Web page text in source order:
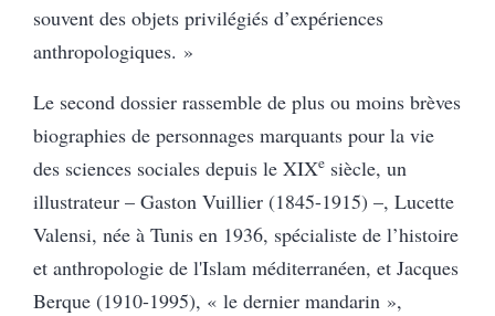
souvent des objets privilégiés d’expériences
anthropologiques. »
Le second dossier rassemble de plus ou moins brèves
biographies de personnages marquants pour la vie
des sciences sociales depuis le XIXe siècle, un
illustrateur – Gaston Vuillier (1845-1915) –, Lucette
Valensi, née à Tunis en 1936, spécialiste de l’histoire
et anthropologie de l'Islam méditerranéen, et Jacques
Berque (1910-1995), « le dernier mandarin »,